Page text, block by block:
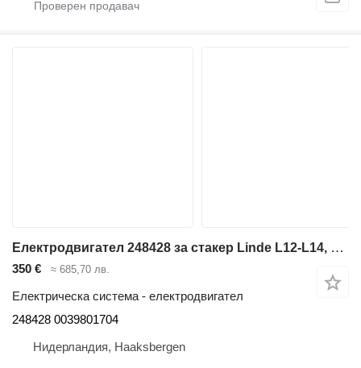
Електродвигател 248428 за стакер Linde L12-L14, Series 131/132/133/1111/1190
350 € ≈ 685,70 лв.
Електрическа система - електродвигател
248428 0039801704
Нидерландия, Haaksbergen